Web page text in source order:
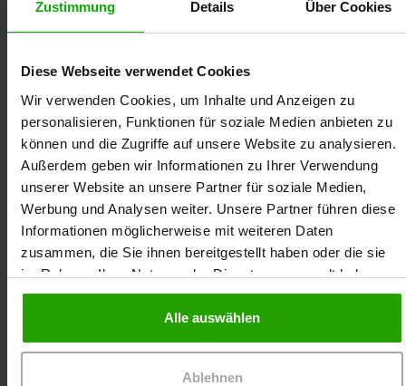
Zustimmung Details Über Cookies
Diese Webseite verwendet Cookies
Wir verwenden Cookies, um Inhalte und Anzeigen zu
personalisieren, Funktionen für soziale Medien anbieten zu
können und die Zugriffe auf unsere Website zu analysieren.
Außerdem geben wir Informationen zu Ihrer Verwendung
unserer Website an unsere Partner für soziale Medien,
Werbung und Analysen weiter. Unsere Partner führen diese
Informationen möglicherweise mit weiteren Daten
zusammen, die Sie ihnen bereitgestellt haben oder die sie
im Rahmen Ihrer Nutzung der Dienste gesammelt haben.
Alle auswählen
Ablehnen
Petra Puhala ist examinierte Pflegefachkraft (ehem.
Krankenschwester) sowie stellvertretende
Pflegedienstleitung eines ambulanten
Pflegedienstes. Sie ist außerdem Praxisanleiterin
und zertifizierte Wundtherapeutin (DEKRA),
Neurocoach und Mediatorin (FU Berlin). Seit vielen
Seminaren an Pflegepersonal und setzt ihre
langjährige Erfahrung auch als Moderatorin in den